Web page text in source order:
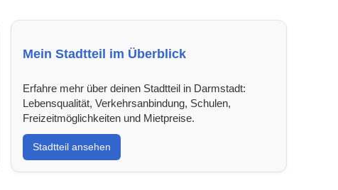
Mein Stadtteil im Überblick
Erfahre mehr über deinen Stadtteil in Darmstadt:
Lebensqualität, Verkehrsanbindung, Schulen,
Freizeitmöglichkeiten und Mietpreise.
Stadtteil ansehen